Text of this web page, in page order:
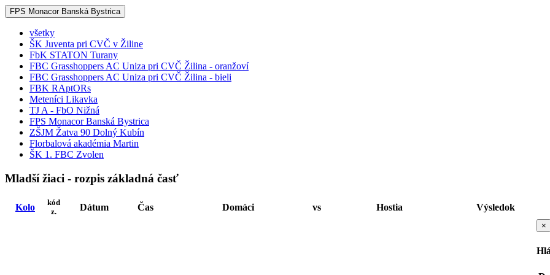
FPS Monacor Banská Bystrica
všetky
ŠK Juventa pri CVČ v Žiline
FbK STATON Turany
FBC Grasshoppers AC Uniza pri CVČ Žilina - oranžoví
FBC Grasshoppers AC Uniza pri CVČ Žilina - bieli
FBK RAptORs
Meteníci Likavka
TJ A - FbO Nižná
FPS Monacor Banská Bystrica
ZŠJM Žatva 90 Dolný Kubín
Florbalová akadémia Martin
ŠK 1. FBC Zvolen
Mladší žiaci - rozpis základná časť
Kolo
kód
z.
Dátum Čas Domáci vs Hostia Výsledok
×